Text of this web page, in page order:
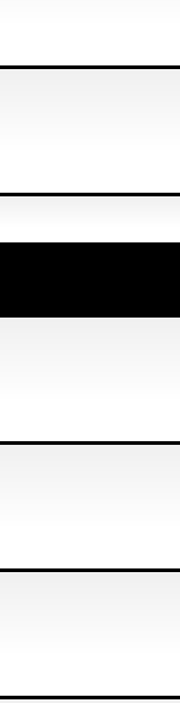
успя да спести над